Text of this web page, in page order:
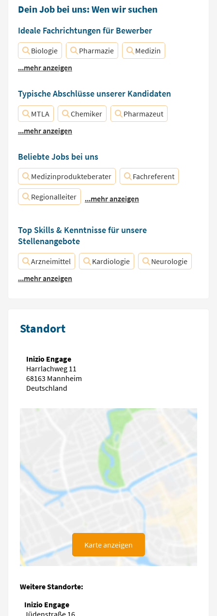
Dein Job bei uns: Wen wir suchen
Ideale Fachrichtungen für Bewerber
Biologie Pharmazie
Medizin
...mehr anzeigen
Typische Abschlüsse unserer Kandidaten
MTLA Chemiker
Pharmazeut
...mehr anzeigen
Beliebte Jobs bei uns
Medizinprodukteberater Fachreferent
Regionalleiter ...mehr anzeigen
Top Skills & Kenntnisse für unsere
Stellenangebote
Arzneimittel Kardiologie
Neurologie
...mehr anzeigen
Standort
Inizio Engage
Harrlachweg 11
68163 Mannheim
Deutschland
Karte anzeigen
Weitere Standorte:
Inizio Engage